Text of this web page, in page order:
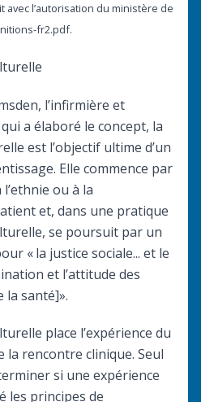
avec l’autorisation du ministère de
fr2.pdf.
l’infirmière et
a élaboré le concept, la
est l’objectif ultime d’un
Elle commence par
ou à la
et, dans une pratique
se poursuit par un
« la justice sociale... et le
et l’attitude des
la santé]».
place l’expérience du
rencontre clinique. Seul
si une expérience
les principes de